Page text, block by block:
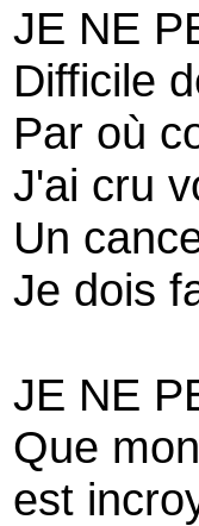
JE NE
Difficile
Par où
J'ai cru
Un
Je dois
JE NE
Que
est